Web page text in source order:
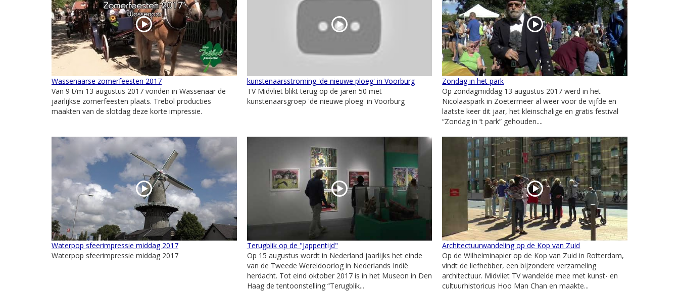
Wassenaarse zomerfeesten 2017
Van 9 t/m 13 augustus 2017 vonden in Wassenaar de
jaarlijkse zomerfeesten plaats. Trebol producties
maakten van de slotdag deze korte impressie.
kunstenaarsstroming 'de nieuwe ploeg' in Voorburg
TV Midvliet blikt terug op de jaren 50 met
kunstenaarsgroep 'de nieuwe ploeg' in Voorburg
Zondag in het park
Op zondagmiddag 13 augustus 2017 werd in het
Nicolaaspark in Zoetermeer al weer voor de vijfde en
laatste keer dit jaar, het kleinschalige en gratis festival
“Zondag in ’t park” gehouden....
Waterpop sfeerimpressie middag 2017
Waterpop sfeerimpressie middag 2017
Terugblik op de "Jappentijd"
Op 15 augustus wordt in Nederland jaarlijks het einde
van de Tweede Wereldoorlog in Nederlands Indië
herdacht. Tot eind oktober 2017 is in het Museon in Den
Haag de tentoonstelling “Terugblik...
Architectuurwandeling op de Kop van Zuid
Op de Wilhelminapier op de Kop van Zuid in Rotterdam,
vindt de liefhebber, een bijzondere verzameling
architectuur. Midvliet TV wandelde mee met kunst- en
cultuurhistoricus Hoo Man Chan en maakte...